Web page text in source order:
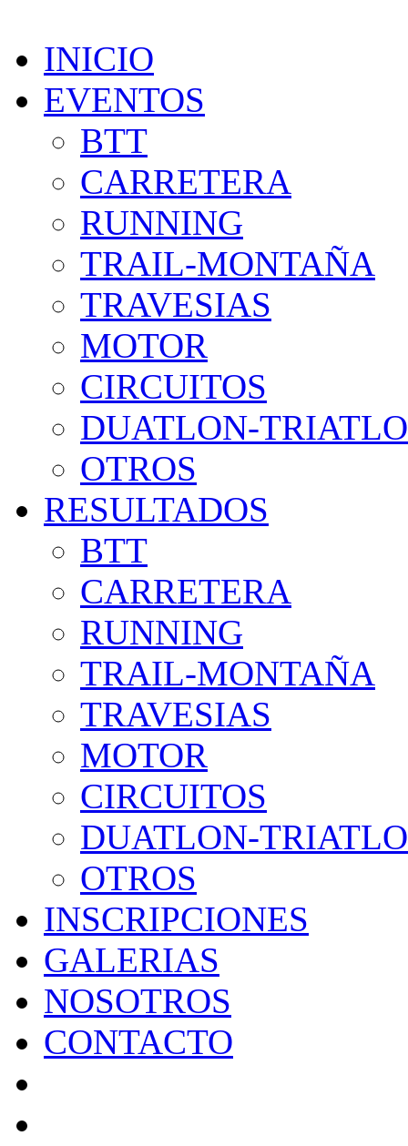
INICIO
EVENTOS
BTT
CARRETERA
RUNNING
TRAIL-MONTAÑA
TRAVESIAS
MOTOR
CIRCUITOS
DUATLON-
OTROS
RESULTADOS
BTT
CARRETERA
RUNNING
TRAIL-MONTAÑA
TRAVESIAS
MOTOR
CIRCUITOS
DUATLON-
OTROS
INSCRIPCIONES
GALERIAS
NOSOTROS
CONTACTO